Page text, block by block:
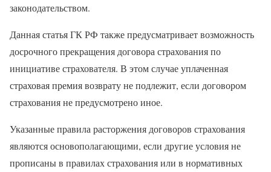
законодательством.
Данная статья ГК РФ также предусматривает возможность
досрочного прекращения договора страхования по
инициативе страхователя. В этом случае уплаченная
страховая премия возврату не подлежит, если договором
страхования не предусмотрено иное.
Указанные правила расторжения договоров страхования
являются основополагающими, если другие условия не
прописаны в правилах страхования или в нормативных